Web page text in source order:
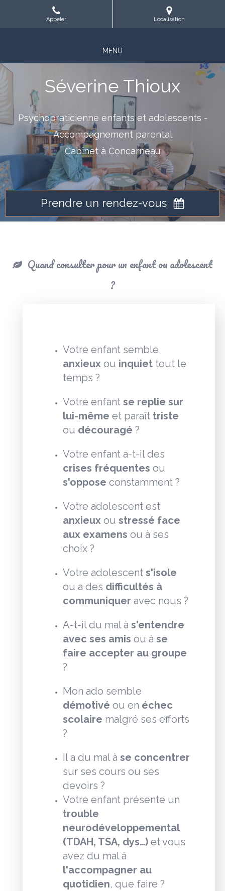
Appeler Localisation
MENU
Séverine Thioux
Psychopraticienne enfants et adolescents -
Accompagnement parental
Cabinet à Concarneau
Prendre un rendez-vous
Quand consulter pour un enfant ou adolescent
?
Votre enfant semble
anxieux ou inquiet tout le
temps ?
Votre enfant se replie sur
lui-même et paraît triste
ou découragé ?
Votre enfant a-t-il des
crises fréquentes ou
s'oppose constamment ?
Votre adolescent est
anxieux ou stressé face
aux examens ou à ses
choix ?
Votre adolescent s'isole
ou a des difficultés à
communiquer avec nous ?
A-t-il du mal à s'entendre
avec ses amis ou à se
faire accepter au groupe
?
Mon ado semble
démotivé ou en échec
scolaire malgré ses efforts
?
Il a du mal à se concentrer
sur ses cours ou ses
devoirs ?
Votre enfant présente un
trouble
neurodéveloppemental
(TDAH, TSA, dys…) et vous
avez du mal à
l'accompagner au
quotidien, que faire ?